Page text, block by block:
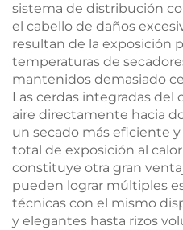
sistema de distribución
el cabello de daños
resultan de la exposición
temperaturas de
mantenidos demasiado
Las cerdas integradas del
aire directamente hacia
un secado más eficiente
total de exposición al
constituye otra gran
pueden lograr múltiples
técnicas con el mismo
y elegantes hasta rizos